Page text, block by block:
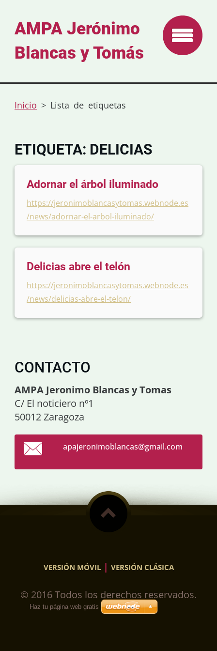
AMPA Jerónimo
Blancas y Tomás
Inicio > Lista de etiquetas
ETIQUETA: DELICIAS
Adornar el árbol iluminado
https://jeronimoblancasytomas.webnode.es
/news/adornar-el-arbol-iluminado/
Delicias abre el telón
https://jeronimoblancasytomas.webnode.es
/news/delicias-abre-el-telon/
CONTACTO
AMPA Jeronimo Blancas y Tomas
C/ El noticiero nº1
50012 Zaragoza
apajeronimoblancas@gmail.com
VERSIÓN MÓVIL | VERSIÓN CLÁSICA
© 2016 Todos los derechos reservados.
Haz tu página web gratis